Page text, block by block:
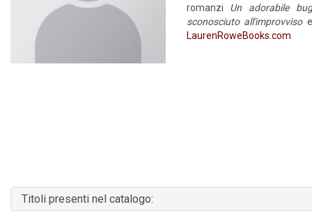
romanzi Un adorabile
sconosciuto all'improvviso
LaurenRoweBooks.com
Titoli presenti nel catalogo: